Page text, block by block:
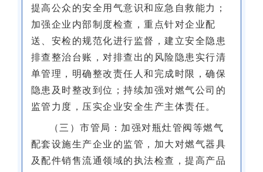
提高公众的安全用气意识和应急自救能力；
加强企业内部制度检查，重点针对企业配
送、安检的规范化进行监督，建立安全隐患
排查整治台账，对排查出的风险隐患实行清
单管理，明确整改责任人和完成时限，确保
隐患及时整改到位；持续加强对燃气公司的
监管力度，压实企业安全生产主体责任。
（三）市管局：加强对瓶灶管阀等燃气
配套设施生产企业的监管，加大对燃气器具
及配件销售流通领域的执法检查，提高产品